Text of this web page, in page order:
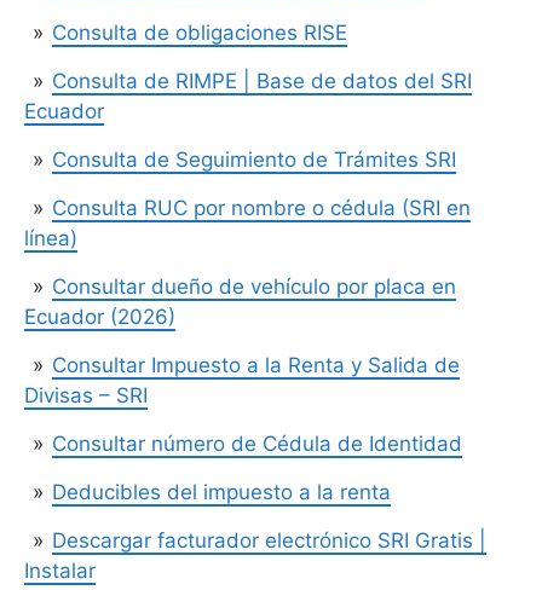
Consulta de obligaciones RISE
Consulta de RIMPE | Base de datos del SRI
Ecuador
Consulta de Seguimiento de Trámites SRI
Consulta RUC por nombre o cédula (SRI en
línea)
Consultar dueño de vehículo por placa en
Ecuador (2026)
Consultar Impuesto a la Renta y Salida de
Divisas – SRI
Consultar número de Cédula de Identidad
Deducibles del impuesto a la renta
Descargar facturador electrónico SRI Gratis |
Instalar